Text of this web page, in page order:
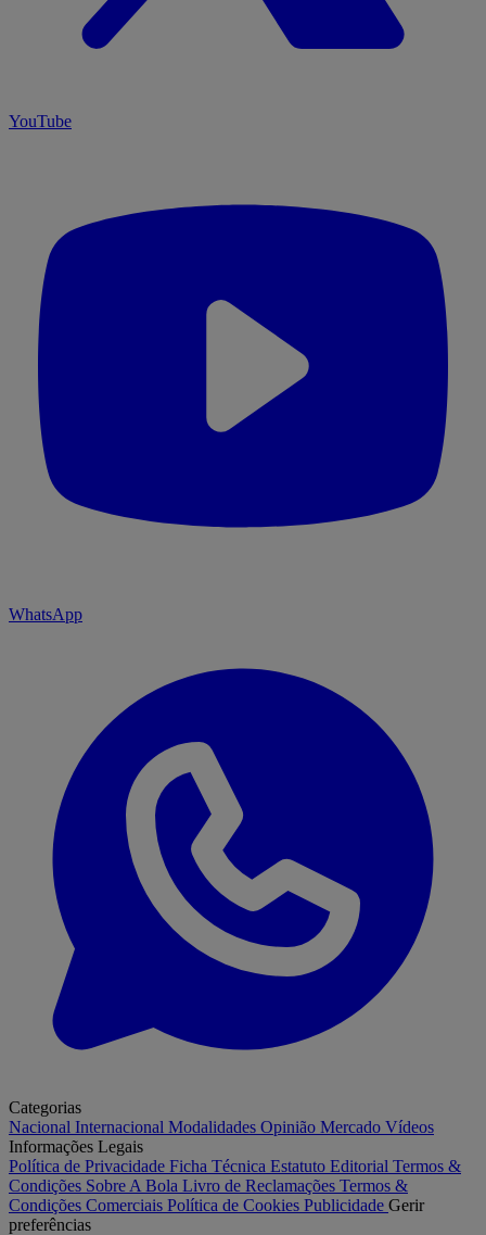
YouTube
WhatsApp
Categorias
Nacional Internacional Modalidades Opinião Mercado Vídeos
Informações Legais
Política de Privacidade Ficha Técnica Estatuto Editorial Termos &
Condições Sobre A Bola Livro de Reclamações Termos &
Condições Comerciais Política de Cookies Publicidade Gerir
preferências